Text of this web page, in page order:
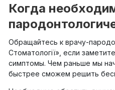
Когда
Обращайтесь к врачу-
Стоматології», если
симптомы. Чем раньше мы
быстрее сможем решить